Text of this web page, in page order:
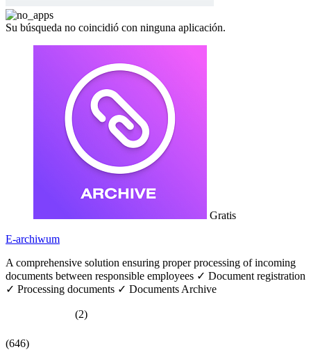
Su búsqueda no coincidió con ninguna aplicación.
Gratis
E-archiwum
A comprehensive solution ensuring proper processing of incoming
documents between responsible employees ✓ Document registration
✓ Processing documents ✓ Documents Archive
(2)
(646)